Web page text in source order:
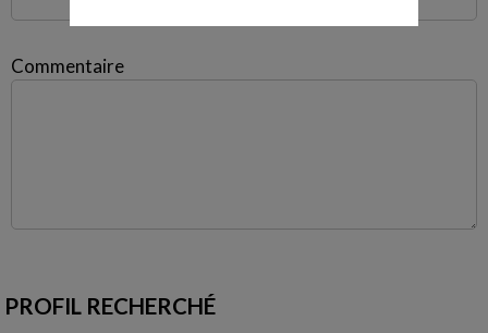
Commentaire
PROFIL RECHERCHÉ